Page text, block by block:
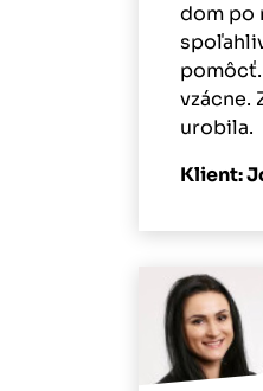
dom po
vzácne.
urobila.
Klient: